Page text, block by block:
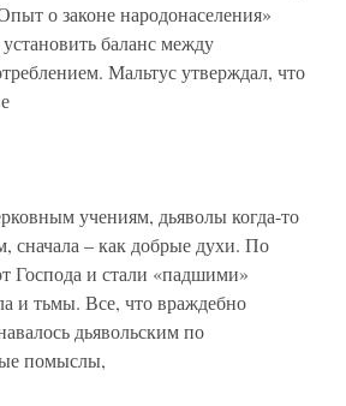
о законе народонаселения»
баланс между
Мальтус утверждал, что
учениям, дьяволы когда-то
сначала – как добрые духи. По
Господа и стали «падшими»
и тьмы. Все, что враждебно
дьявольским по
помыслы,